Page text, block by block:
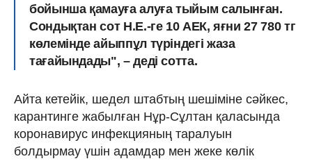
бойынша қамауға алуға тыйым салынған.
Сондықтан сот Н.Е.-ге 10 АЕК, яғни 27 780 тг
көлемінде айыппұл түріндегі жаза
тағайындады", – деді сотта.
Айта кетейік, шедел штабтың шешіміне сәйкес,
карантинге жабылған Нұр-Сұлтан қаласында
коронавирус инфекцияның таралуын
болдырмау үшін адамдар мен жеке көлік